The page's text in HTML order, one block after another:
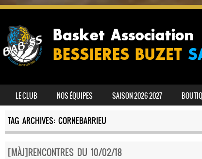
MENU
SKIP TO CONTENT
LE CLUB NOS ÉQUIPES SAISON 2026-2027
TAG ARCHIVES: CORNEBARRIEU
[MÀJ]RENCONTRES DU 10/02/18